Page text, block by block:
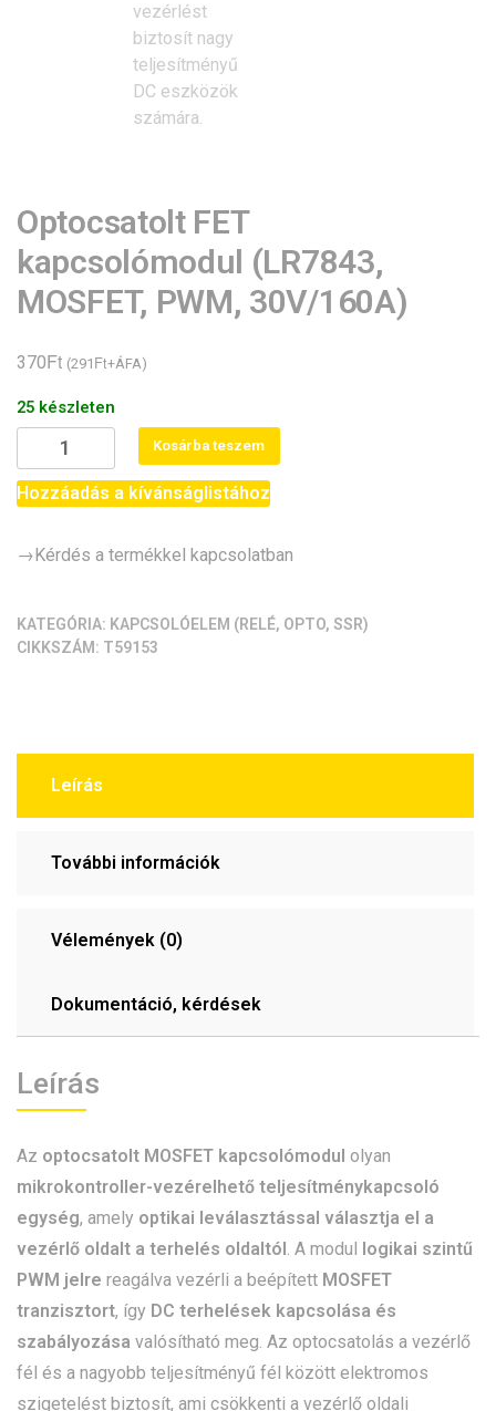
Optocsatolt FET
kapcsolómodul (LR7843,
MOSFET, PWM, 30V/160A)
370Ft (291 Ft+ÁFA)
25 készleten
Optocsatolt
FET
kapcsolómodul
MOSFET,
mennyiség
Kosárba teszem
Hozzáadás a kívánságlistához
→Kérdés a termékkel kapcsolatban
KATEGÓRIA: KAPCSOLÓELEM (RELÉ, OPTO, SSR)
CIKKSZÁM: T59153
Leírás
További információk
Vélemények (0)
Dokumentáció, kérdések
Leírás
Az optocsatolt MOSFET kapcsolómodul olyan
mikrokontroller-vezérelhető teljesítménykapcsoló
egység, amely optikai leválasztással választja el a
vezérlő oldalt a terhelés oldaltól . A modul logikai szintű
PWM jelre reagálva vezérli a beépített MOSFET
tranzisztort, így DC terhelések kapcsolása és
szabályozása valósítható meg. Az optocsatolás a vezérlő
fél és a nagyobb teljesítményű fél között elektromos
szigetelést biztosít, ami csökkenti a vezérlő oldali